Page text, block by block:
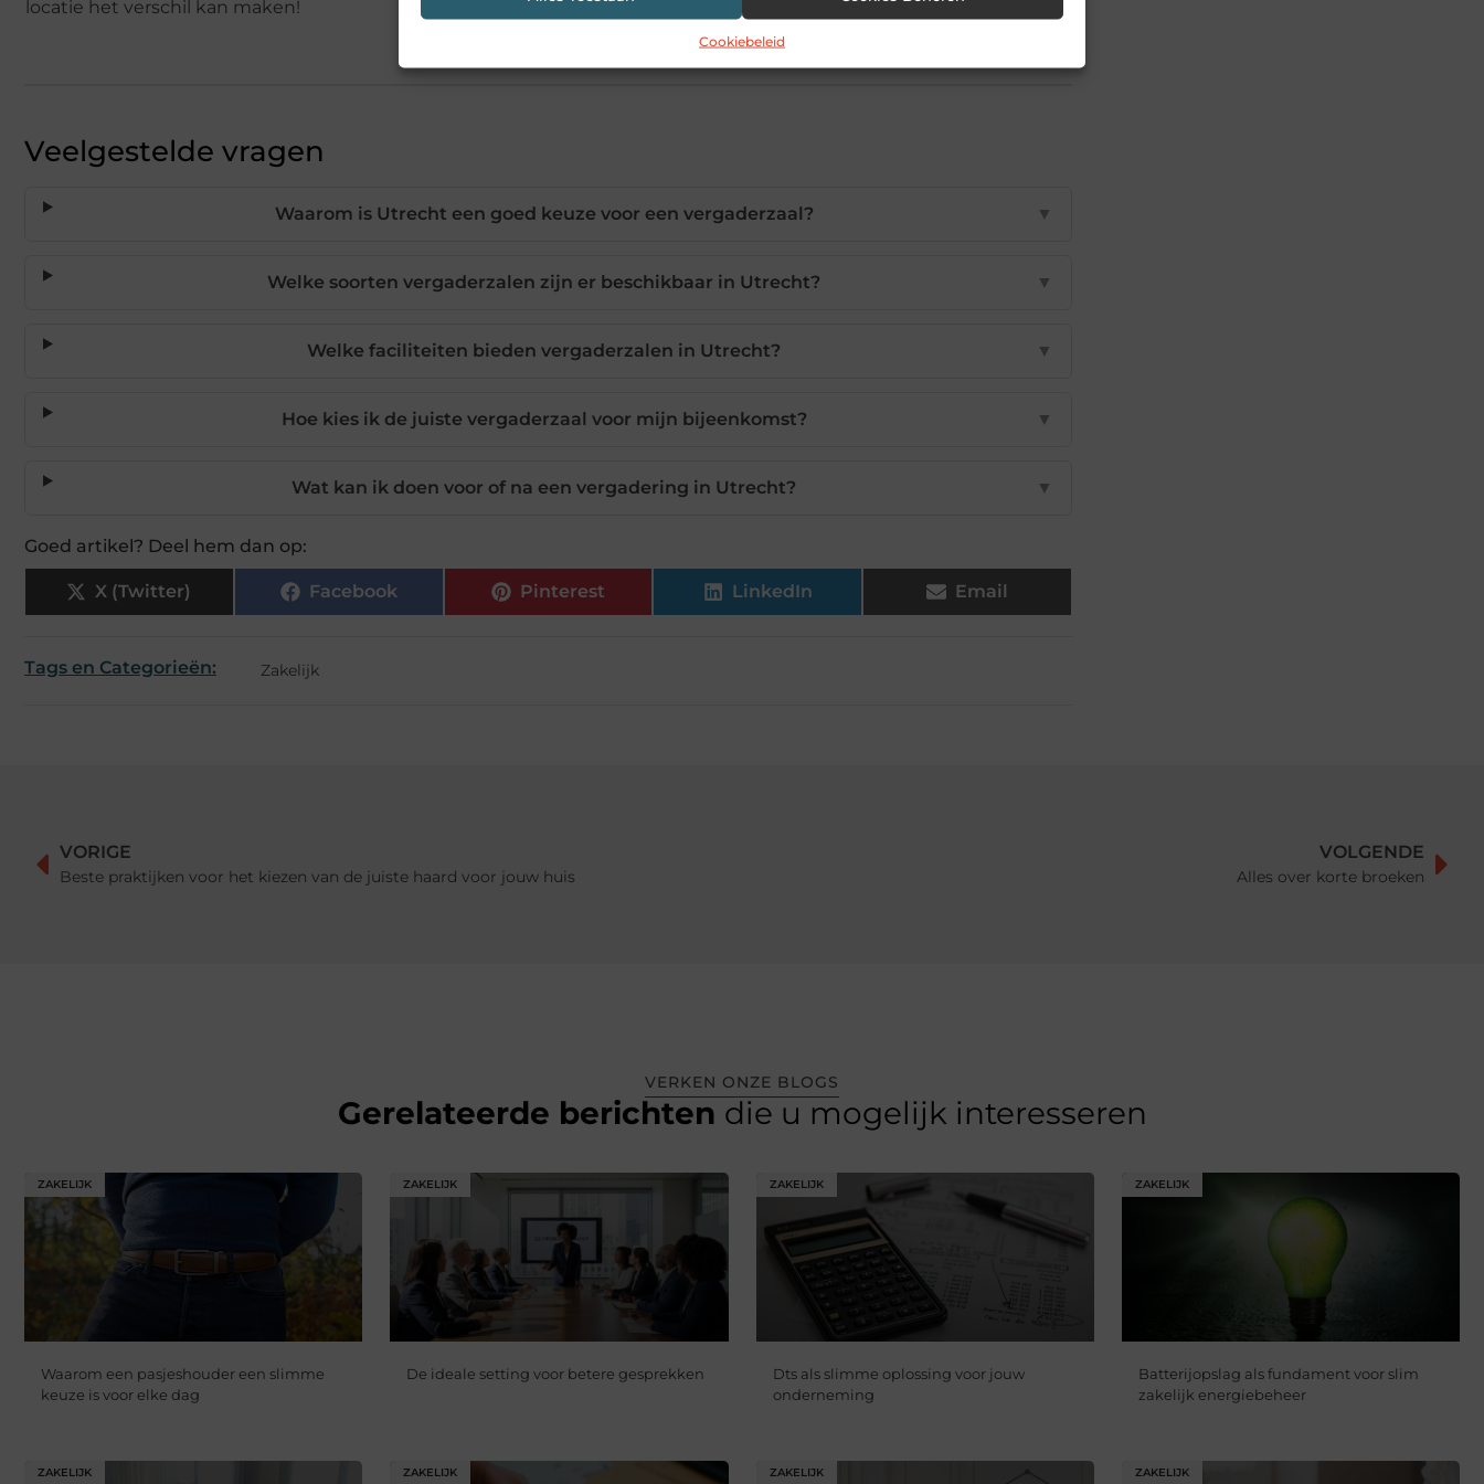
Cookiebeleid
locatie het verschil kan maken!
Veelgestelde vragen
Waarom is Utrecht een goed keuze voor een vergaderzaal? ▼
Welke soorten vergaderzalen zijn er beschikbaar in Utrecht? ▼
Welke faciliteiten bieden vergaderzalen in Utrecht? ▼
Hoe kies ik de juiste vergaderzaal voor mijn bijeenkomst? ▼
Wat kan ik doen voor of na een vergadering in Utrecht? ▼
Goed artikel? Deel hem dan op:
X (Twitter) Facebook Pinterest LinkedIn Email
Tags en Categorieën: Zakelijk
VORIGE
Beste praktijken voor het kiezen van de juiste haard voor jouw huis
VOLGENDE
Alles over korte broeken
VERKEN ONZE BLOGS
Gerelateerde berichten die u mogelijk interesseren
ZAKELIJK
Waarom een pasjeshouder een slimme
keuze is voor elke dag
ZAKELIJK
De ideale setting voor betere gesprekken
ZAKELIJK
Dts als slimme oplossing voor jouw
onderneming
ZAKELIJK
Batterijopslag als fundament voor slim
zakelijk energiebeheer
ZAKELIJK ZAKELIJK ZAKELIJK ZAKELIJK